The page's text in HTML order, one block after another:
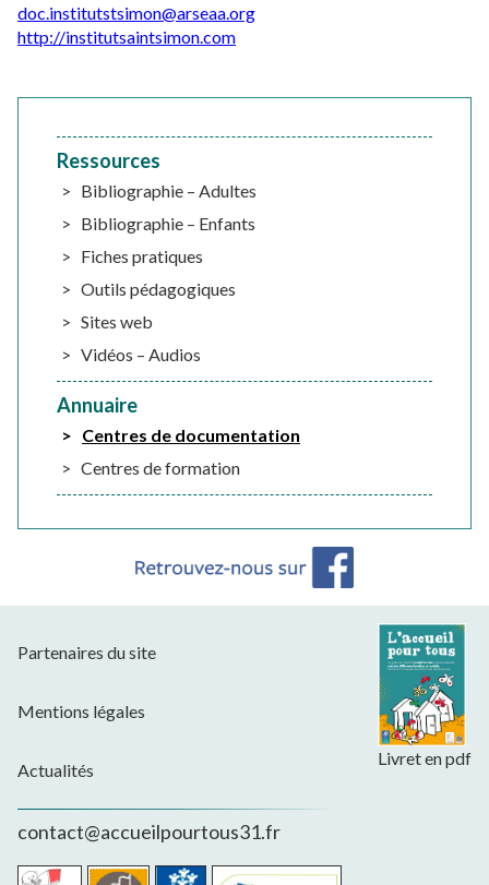
doc.institutstsimon@arseaa.org
http://institutsaintsimon.com
Ressources
Bibliographie – Adultes
Bibliographie – Enfants
Fiches pratiques
Outils pédagogiques
Sites web
Vidéos – Audios
Annuaire
Centres de documentation
Centres de formation
Livret en pdf
Partenaires du site
Mentions légales
Actualités
contact@accueilpourtous31.fr